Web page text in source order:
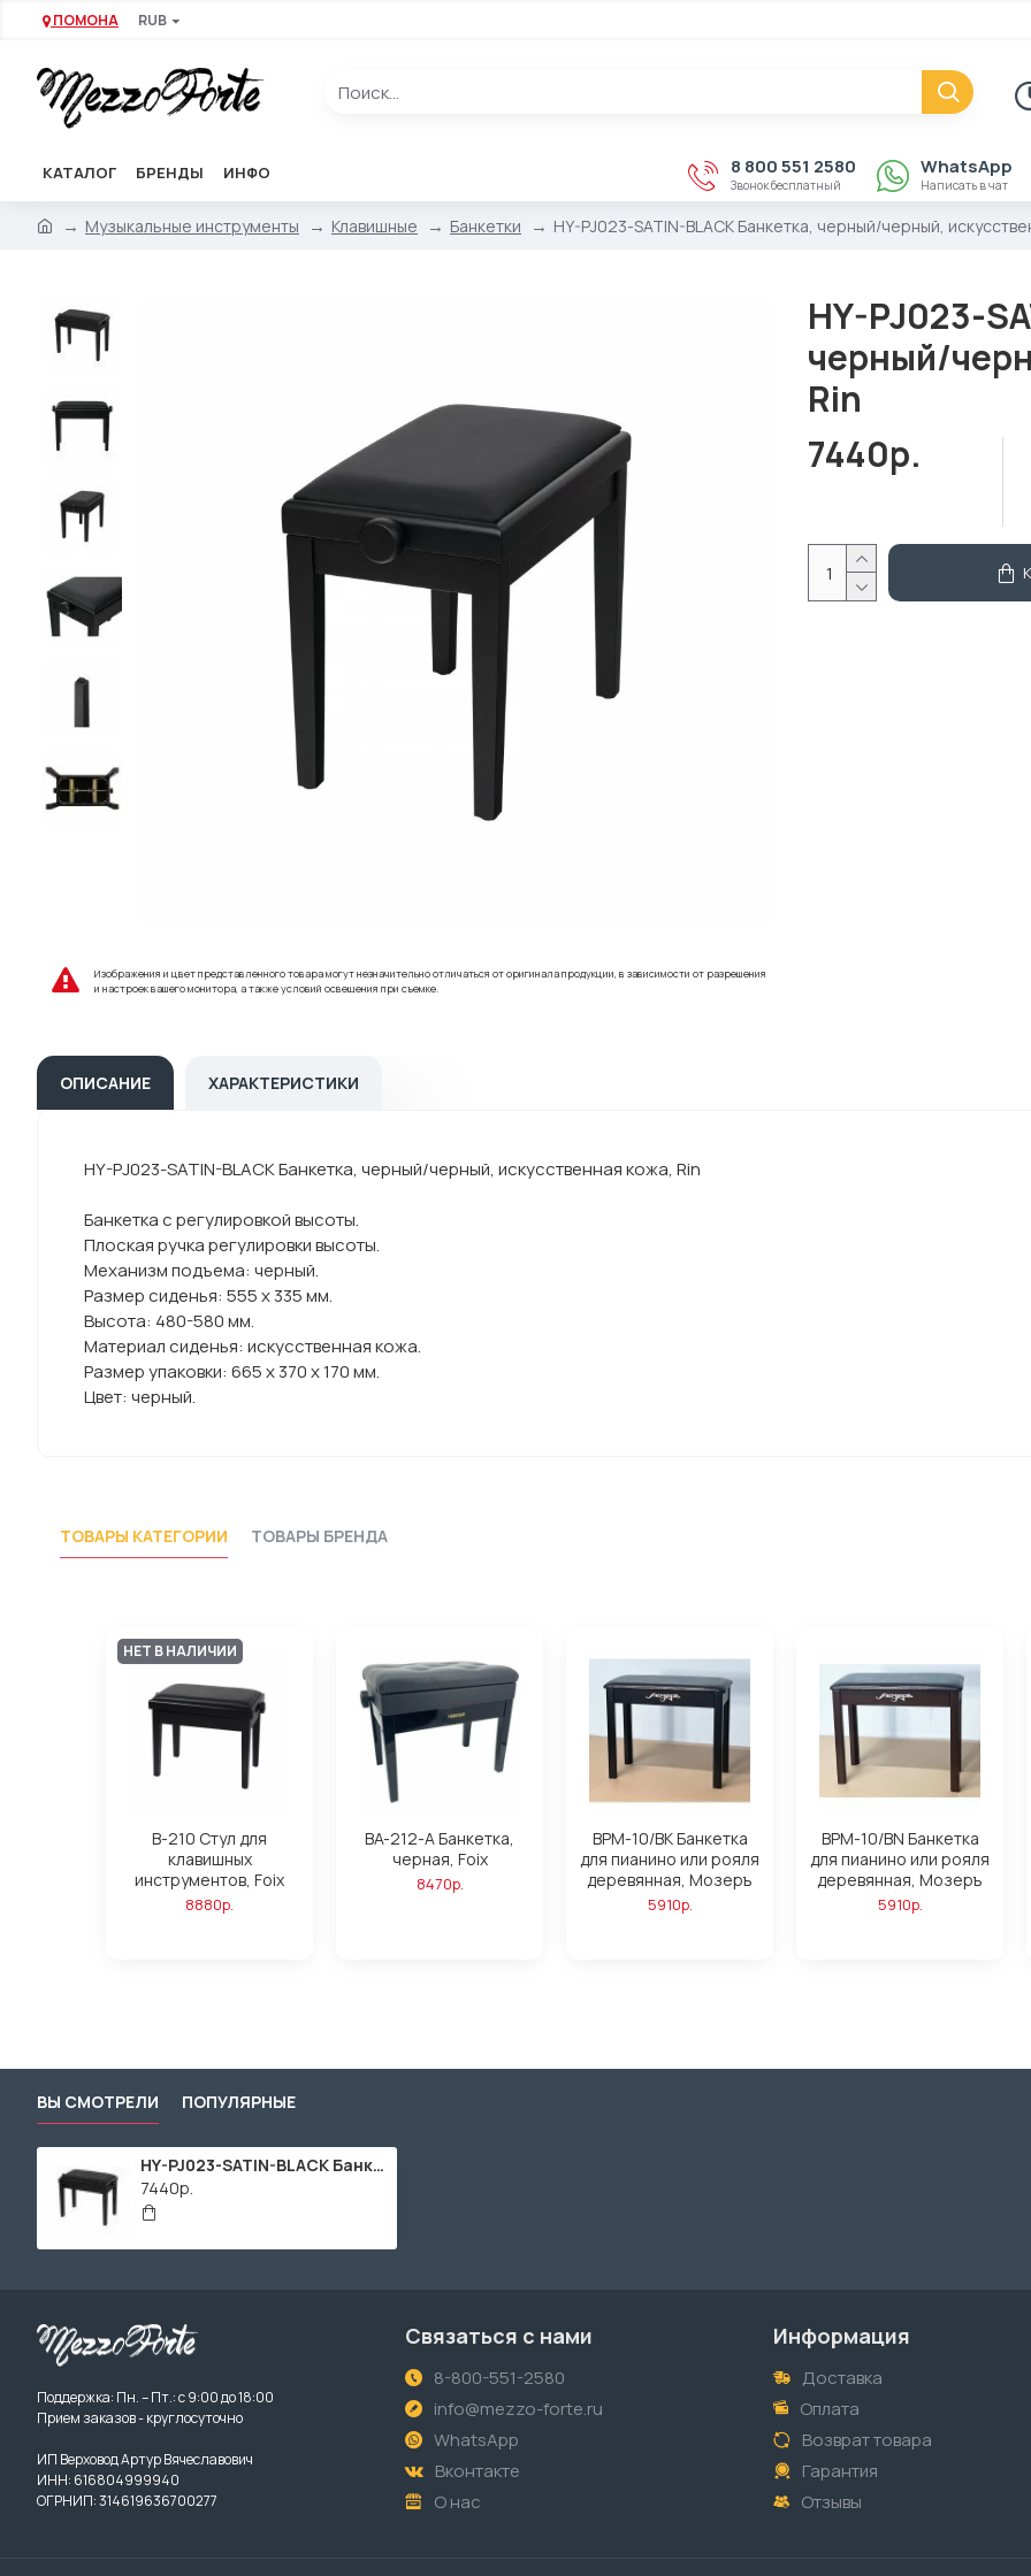
ПОМОНА RUB
КАТАЛОГ БРЕНДЫ ИНФО 8 800 551 2580
Звонок бесплатный
WhatsApp
Написать в чат
Музыкальные инструменты Клавишные Банкетки HY-PJ023-SATIN-BLACK Банкетка, черный/черный,
Изображения и цвет представленного товара могут незначительно отличаться от оригинала продукции, в зависимости от разрешения
и настроек вашего монитора, а также условий освещения при съемке.
HY-PJ023-
черный/
Rin
7440р.
ОПИСАНИЕ ХАРАКТЕРИСТИКИ
HY-PJ023-SATIN-BLACK Банкетка, черный/черный, искусственная кожа, Rin
Банкетка с регулировкой высоты.
Плоская ручка регулировки высоты.
Механизм подъема: черный.
Размер сиденья: 555 х 335 мм.
Высота: 480-580 мм.
Материал сиденья: искусственная кожа.
Размер упаковки: 665 х 370 х 170 мм.
Цвет: черный.
ТОВАРЫ КАТЕГОРИИ ТОВАРЫ БРЕНДА
НЕТ В НАЛИЧИИ
B-210 Стул для
клавишных
инструментов, Foix
8880р.
BA-212-A Банкетка,
черная, Foix
8470р.
BPM-10/BK Банкетка
для пианино или рояля
деревянная, Мозеръ
5910р.
BPM-10/BN Банкетка
для пианино или рояля
деревянная, Мозеръ
5910р.
ВЫ СМОТРЕЛИ ПОПУЛЯРНЫЕ
HY-PJ023-SATIN-BLACK Банкетка, черный/черный, искусственная кожа, Rin
7440р.
Поддержка: Пн. – Пт.: с 9:00 до 18:00
Прием заказов - круглосуточно
ИП Верховод Артур Вячеславович
ИНН: 616804999940
ОГРНИП: 314619636700277
Связаться с нами
8-800-551-2580
info@mezzo-forte.ru
WhatsApp
Вконтакте
О нас
Информация
Доставка
Оплата
Возврат товара
Гарантия
Отзывы